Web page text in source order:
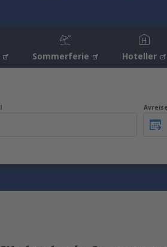
Sommerferie Hoteller